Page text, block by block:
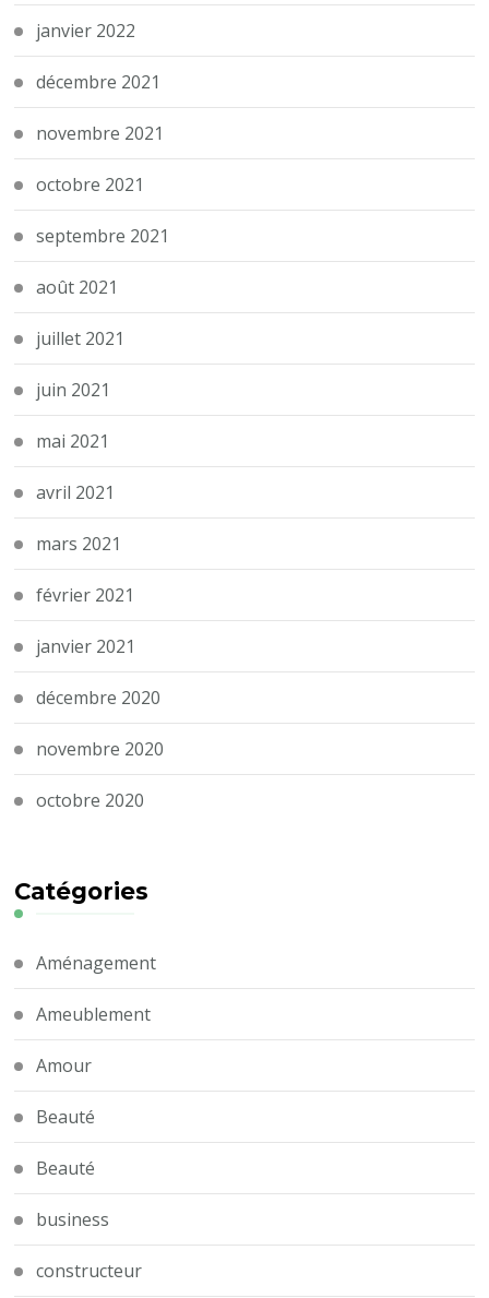
janvier 2022
décembre 2021
novembre 2021
octobre 2021
septembre 2021
août 2021
juillet 2021
juin 2021
mai 2021
avril 2021
mars 2021
février 2021
janvier 2021
décembre 2020
novembre 2020
octobre 2020
Catégories
Aménagement
Ameublement
Amour
Beauté
Beauté
business
constructeur